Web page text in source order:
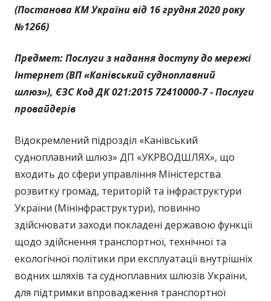
(Постанова КМ України від 16 грудня 2020 року
№1266)
Предмет: Послуги з надання доступу до мережі
Інтернет (ВП «Канівський судноплавний
шлюз»), ЄЗС КодДК 021:2015 72410000-7 - Послуги
провайдерів
Відокремлений підрозділ «Канівський
судноплавний шлюз» ДП «УКРВОДШЛЯХ», що
входить до сфери управління Міністерства
розвитку громад, територій та інфраструктури
України (Мінінфраструктури), повинно
здійснювати заходи покладені державою функції
щодо здійснення транспортної, технічної та
екологічної політики при експлуатації внутрішніх
водних шляхів та судноплавних шлюзів України,
для підтримки впровадження транспортної